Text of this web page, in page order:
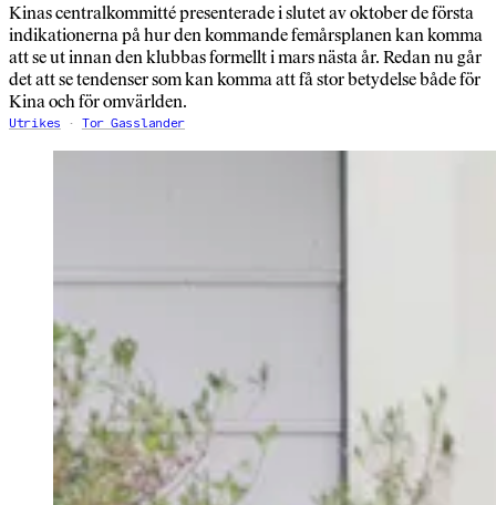
Kinas centralkommitté presenterade i slutet av oktober de första
indikationerna på hur den kommande femårsplanen kan komma
att se ut innan den klubbas formellt i mars nästa år. Redan nu går
det att se tendenser som kan komma att få stor betydelse både för
Kina och för omvärlden.
Utrikes Tor Gasslander